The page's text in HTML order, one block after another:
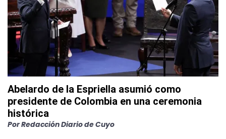
Abelardo de la Espriella asumió como
presidente de Colombia en una ceremonia
histórica
PorRedacción Diario de Cuyo